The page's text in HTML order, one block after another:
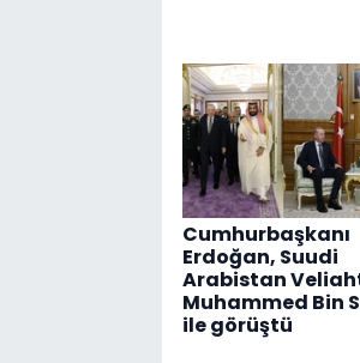
Cumhurbaşkanı
Erdoğan, Suudi
Arabistan
Muhammed Bin
ile görüştü